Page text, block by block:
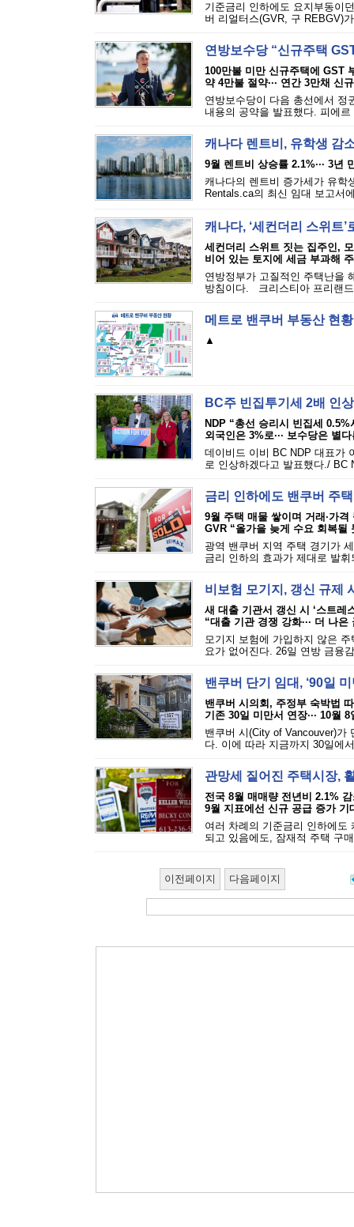
기준금리 인하에도 요지부동이
버 리얼터스(GVR, 구 REBGV)
연방보수당 “신규주택
100만불 미만 신규주택에 GST
약 4만불 절약··· 연간 3만채 신
연방보수당이 다음 총선에서 정
내용의 공약을 발표했다. 피에
캐나다 렌트비, 유학생 감
9월 렌트비 상승률 2.1%··· 3년
캐나다의 렌트비 증가세가 유학
Rentals.ca의 최신 임대 보고서
캐나다, ‘세컨더리 스위트
세컨더리 스위트 짓는 집주인,
비어 있는 토지에 세금 부과해
연방정부가 고질적인 주택난을
방침이다. 크리스티아 프리랜
메트로 밴쿠버 부동산 현
▲
BC주 빈집투기세 2배 인
NDP “총선 승리시 빈집세 0.5%
외국인은 3%로··· 보수당은 별
데이비드 이비 BC NDP 대표가
로 인상하겠다고 발표했다./ BC
금리 인하에도 밴쿠버 주
9월 주택 매물 쌓이며 거래·가격
GVR “올가을 늦게 수요 회복될
광역 밴쿠버 지역 주택 경기가
금리 인하의 효과가 제대로 발
비보험 모기지, 갱신 규제
새 대출 기관서 갱신 시 ‘스트레
“대출 기관 경쟁 강화··· 더 나
모기지 보험에 가입하지 않은
요가 없어진다. 26일 연방 금융
밴쿠버 단기 임대, ‘90일
밴쿠버 시의회, 주정부 숙박법
기존 30일 미만서 연장··· 10월
밴쿠버 시(City of Vancouver)가
다. 이에 따라 지금까지 30일에
관망세 짙어진 주택시장,
전국 8월 매매량 전년비 2.1%
9월 지표에선 신규 공급 증가 기
여러 차례의 기준금리 인하에도
되고 있음에도, 잠재적 주택 구
이전페이지 다음페이지